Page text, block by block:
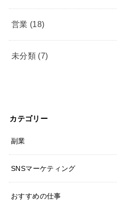
営業 (18)
未分類 (7)
カテゴリー
副業
SNSマーケティング
おすすめの仕事